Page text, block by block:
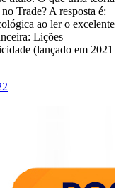
Trade? A resposta é:
ao ler o excelente
Lições
(lançado em 2021